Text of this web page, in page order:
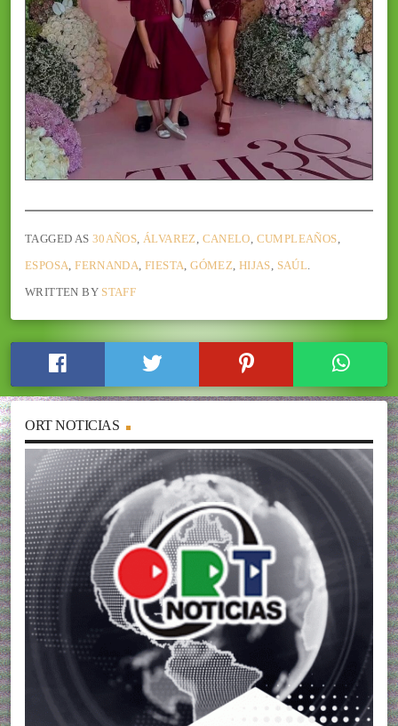
TAGGED AS 30AÑOS ÁLVAREZ CANELO CUMPLEAÑOS
ESPOSA ,FERNANDA ,FIESTA ,GÓMEZ HIJAS SAÚL
WRITTEN BY STAFF
ORT NOTICIAS